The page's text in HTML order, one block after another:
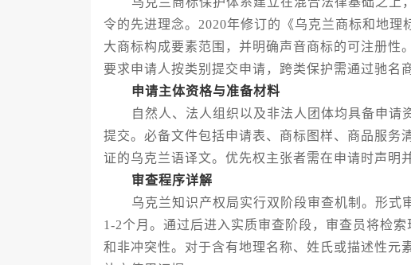
令的先进理念。2020年修订的《乌克兰商标和地
大商标构成要素范围，并明确声音商标的可注册性
要求申请人按类别提交申请，跨类保护需通过驰名
申请主体资格与准备材料
自然人、法人组织以及非法人团体均具备申请
提交。必备文件包括申请表、商标图样、商品服务
证的乌克兰语译文。优先权主张者需在申请时声明
审查程序详解
乌克兰知识产权局实行双阶段审查机制。形式
1-2个月。通过后进入实质审查阶段，审查员将检
和非冲突性。对于含有地理名称、姓氏或描述性元